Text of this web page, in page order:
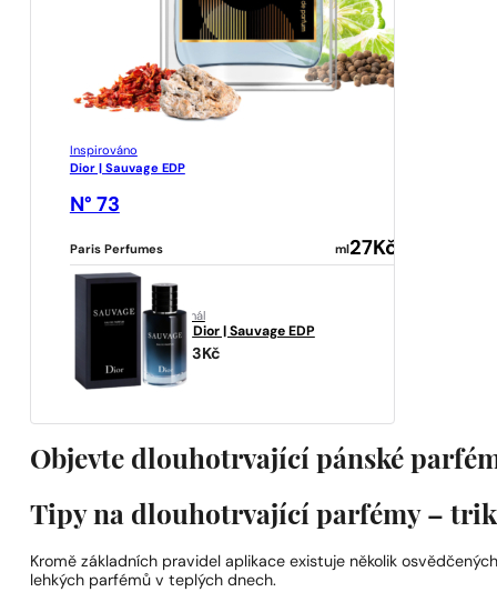
Inspirováno
Dior | Sauvage EDP
N° 73
Paris Perfumes ml 27Kč
originál
Dior Dior | Sauvage EDP
2283 Kč
Objevte dlouhotrvající pánské
Tipy na dlouhotrvající parfémy –
Kromě základních pravidel aplikace existuje několik
lehkých parfémů v teplých dnech.